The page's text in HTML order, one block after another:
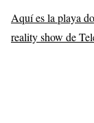
Aquí es la playa
reality show de